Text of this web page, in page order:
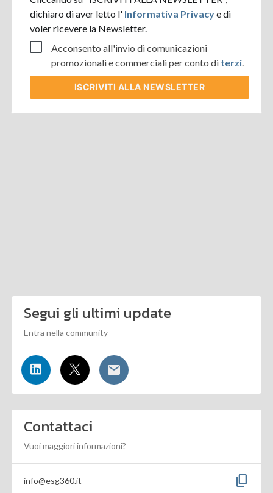
dichiaro di aver letto l' Informativa Privacye di
voler ricevere la Newsletter.
Acconsento all'invio di comunicazioni
promozionali e commerciali per conto di terzi.
ISCRIVITI ALLA NEWSLETTER
Segui gli ultimi update
Entra nella community
Contattaci
Vuoi maggiori informazioni?
info@esg360.it content_copy